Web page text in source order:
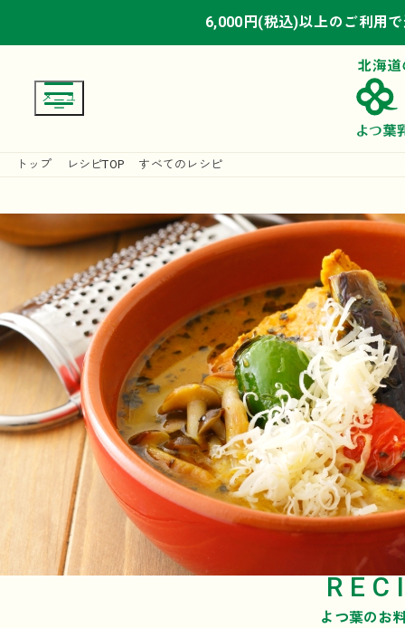
6,000円(税込)以上のご利用
6,000円(税込)以上のご利用
6,000円(税込)以上のご利用
トップ レシピTOP すべてのレシピ
よつ葉のお